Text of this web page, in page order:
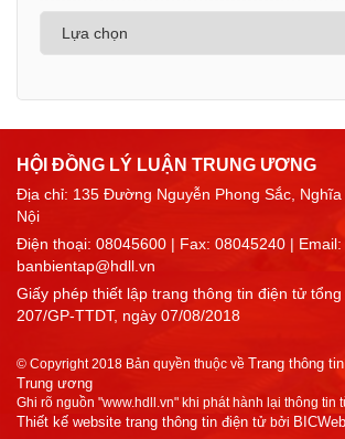
HỘI ĐỒNG LÝ LUẬN TRUNG ƯƠNG
Địa chỉ: 135 Đường Nguyễn Phong Sắc, Nghĩa
Nội
Điện thoại: 08045600 | Fax: 08045240 | Email:
banbientap@hdll.vn
Giấy phép thiết lập trang thông tin điện tử
207/GP-TTDT, ngày 07/08/2018
© Copyright 2018 Bản quyền thuộc về Trang thông
Trung ương
Ghi rõ nguồn "www.hdll.vn" khi phát hành lại thông tin
Thiết kế website trang thông tin điện tử bởi